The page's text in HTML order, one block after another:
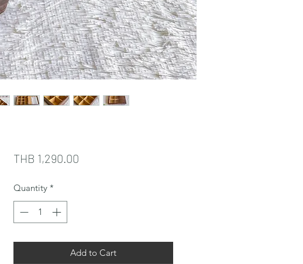
THB 1,290.00Price
Quantity *
Add to Cart